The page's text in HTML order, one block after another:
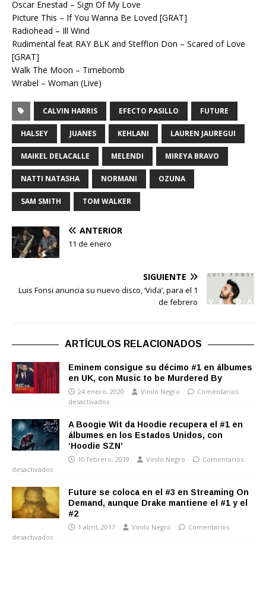
Oscar Enestad – Sign Of My Love
Picture This – If You Wanna Be Loved [GRAT]
Radiohead – Ill Wind
Rudimental feat RAY BLK and Stefflon Don – Scared of Love
[GRAT]
Walk The Moon – Timebomb
Wrabel – Woman (Live)
CALVIN HARRIS EFECTO PASILLO FUTURE
HALSEY JUANES KEHLANI LAUREN JAUREGUI
MAIKEL DELACALLE MELENDI MIREYA BRAVO
NATTI NATASHA NORMANI OZUNA
SAM SMITH TOM WALKER
ANTERIOR
11 de enero
SIGUIENTE
Luis Fonsi anuncia su nuevo disco, ‘Vida’, para el 1
de febrero
ARTÍCULOS RELACIONADOS
Eminem consigue su décimo #1 en álbumes
en UK, con Music to be Murdered By
24 enero, 2020 Vinilo Negro
Comentarios
desactivados
A Boogie Wit da Hoodie recupera el #1 en
álbumes en los Estados Unidos, con
‘Hoodie SZN’
10 febrero, 2019 Vinilo Negro
Comentarios
desactivados
Future se coloca en el #3 en Streaming On
Demand, aunque Drake mantiene el #1 y el
#2
1 abril, 2017 Vinilo Negro
Comentarios
desactivados